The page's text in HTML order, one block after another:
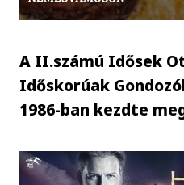
A II.számú Idősek
Időskorúak
1986-ban kezdte